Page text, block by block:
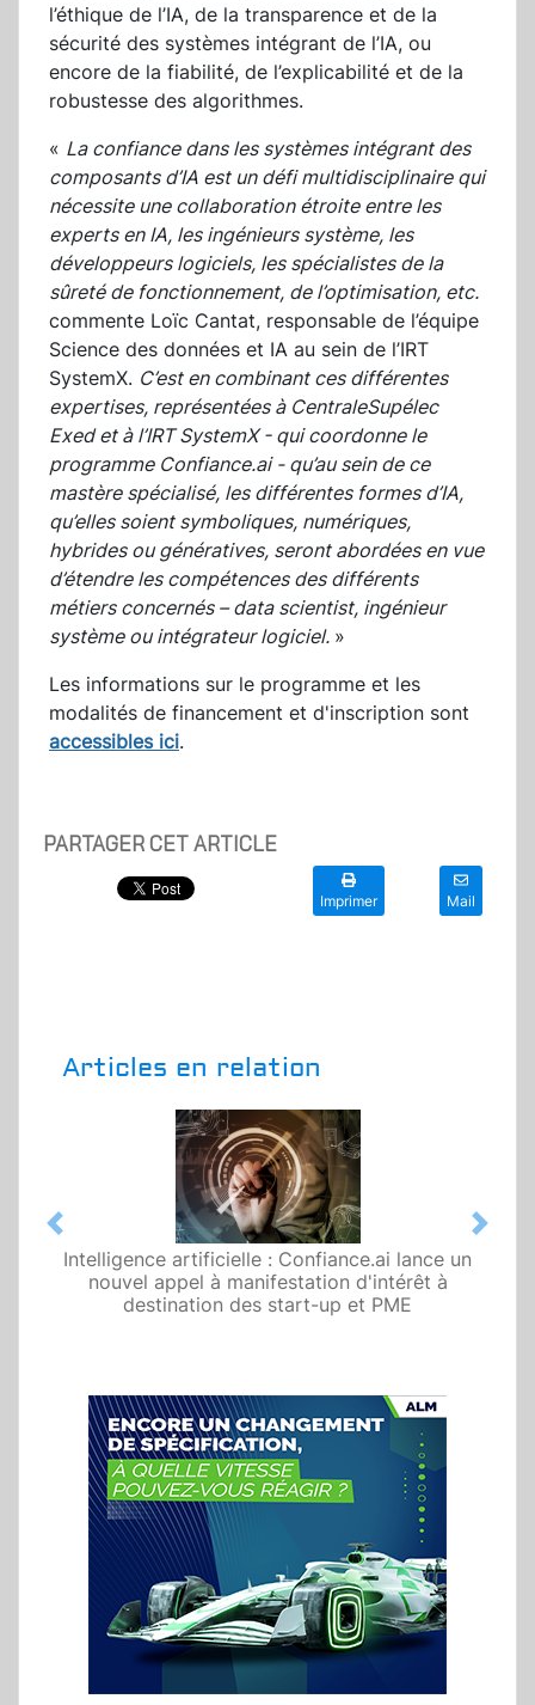
l’éthique de l’IA, de la transparence et de la
sécurité des systèmes intégrant de l’IA, ou
encore de la fiabilité, de l’explicabilité et de la
robustesse des algorithmes.
« La confiance dans les systèmes intégrant des
composants d’IA est un défi multidisciplinaire qui
nécessite une collaboration étroite entre les
experts en IA, les ingénieurs système, les
développeurs logiciels, les spécialistes de la
sûreté de fonctionnement, de l’optimisation, etc.
commente Loïc Cantat, responsable de l’équipe
Science des données et IA au sein de l’IRT
SystemX. C’est en combinant ces différentes
expertises, représentées à CentraleSupélec
Exed et à l’IRT SystemX - qui coordonne le
programme Confiance.ai - qu’au sein de ce
mastère spécialisé, les différentes formes d’IA,
qu’elles soient symboliques, numériques,
hybrides ou génératives, seront abordées en vue
d’étendre les compétences des différents
métiers concernés – data scientist, ingénieur
système ou intégrateur logiciel. »
Les informations sur le programme et les
modalités de financement et d'inscription sont
accessibles ici.
PARTAGER CET ARTICLE
Imprimer Mail
Articles en relation
Intelligence artificielle : Confiance.ai lance un
nouvel appel à manifestation d'intérêt à
destination des start-up et PME
Previous Next